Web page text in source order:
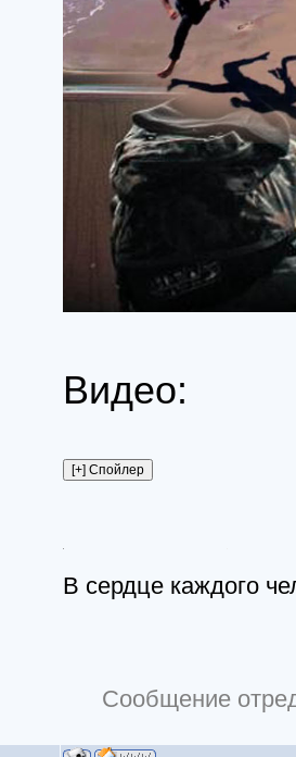
Видео:
В сердце каждого
Сообщение